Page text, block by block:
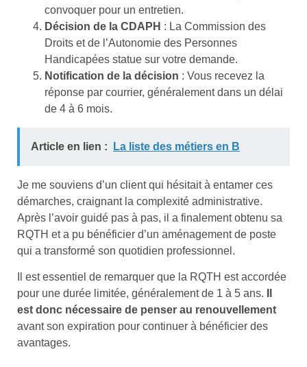
convoquer pour un entretien.
Décision de la CDAPH : La Commission des
Droits et de l’Autonomie des Personnes
Handicapées statue sur votre demande.
Notification de la décision : Vous recevez la
réponse par courrier, généralement dans un délai
de 4 à 6 mois.
Article en lien : La liste des métiers en B
Je me souviens d’un client qui hésitait à entamer ces
démarches, craignant la complexité administrative.
Après l’avoir guidé pas à pas, il a finalement obtenu sa
RQTH et a pu bénéficier d’un aménagement de poste
qui a transformé son quotidien professionnel.
Il est essentiel de remarquer que la RQTH est accordée
pour une durée limitée, généralement de 1 à 5 ans.
est donc nécessaire de penser au renouvellement
avant son expiration pour continuer à bénéficier des
avantages.